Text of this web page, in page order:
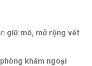
giữ mô, mở rộng vết
khám ngoại